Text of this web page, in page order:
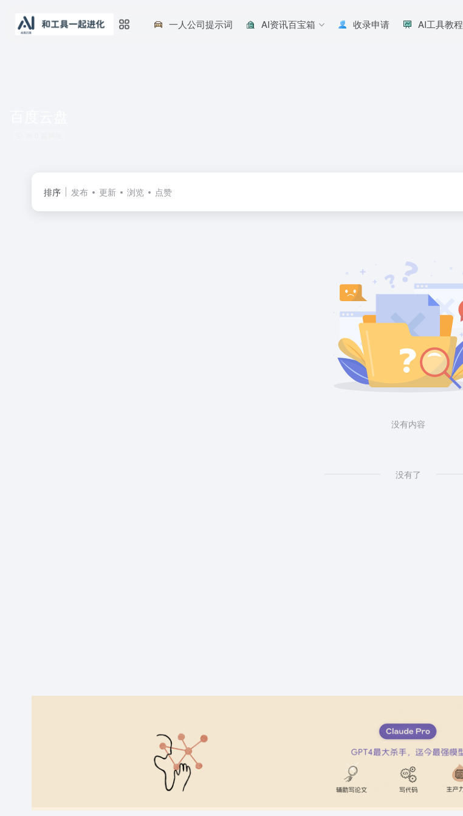
一人公司提示词 AI资讯百宝箱 收录申请 AI工具教程
排序 发布 更新 浏览 点赞
没有内容
没有了